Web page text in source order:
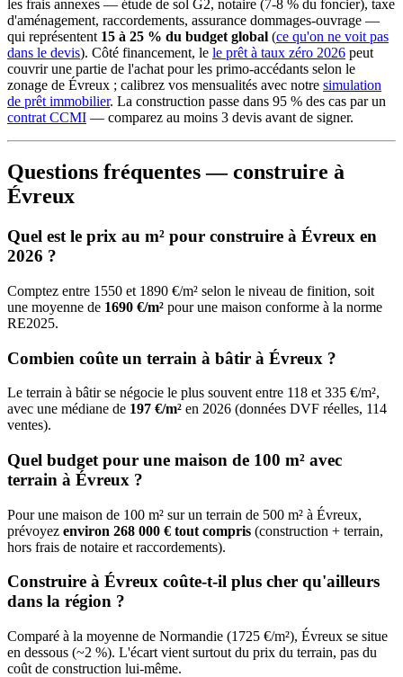
les frais annexes — étude de sol G2, notaire (7-8 % du foncier), taxe
d'aménagement, raccordements, assurance dommages-ouvrage —
qui représentent 15 à 25 % du budget global (ce qu'on ne voit pas
dans le devis). Côté financement, le le prêt à taux zéro 2026 peut
couvrir une partie de l'achat pour les primo-accédants selon le
zonage de Évreux ; calibrez vos mensualités avec notre simulation
de prêt immobilier. La construction passe dans 95 % des cas par un
contrat CCMI — comparez au moins 3 devis avant de signer.
Questions fréquentes — construire à
Évreux
Quel est le prix au m² pour construire à Évreux en
2026 ?
Comptez entre 1550 et 1890 €/m² selon le niveau de finition, soit
une moyenne de 1690 €/m² pour une maison conforme à la norme
RE2025.
Combien coûte un terrain à bâtir à Évreux ?
Le terrain à bâtir se négocie le plus souvent entre 118 et 335 €/m²,
avec une médiane de 197 €/m² en 2026 (données DVF réelles, 114
ventes).
Quel budget pour une maison de 100 m² avec
terrain à Évreux ?
Pour une maison de 100 m² sur un terrain de 500 m² à Évreux,
prévoyez environ 268 000 € tout compris (construction + terrain,
hors frais de notaire et raccordements).
Construire à Évreux coûte-t-il plus cher qu'ailleurs
dans la région ?
Comparé à la moyenne de Normandie (1725 €/m²), Évreux se situe
en dessous (~2 %). L'écart vient surtout du prix du terrain, pas du
coût de construction lui-même.